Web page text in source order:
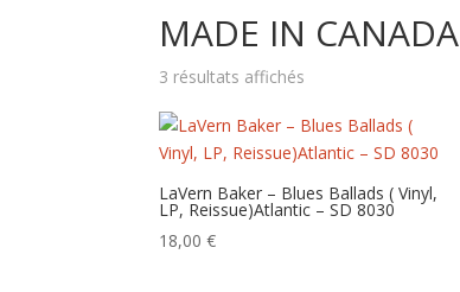
MADE IN CANADA
3 résultats affichés
plus
récent
au
plus
LaVern Baker – Blues Ballads ( Vinyl,
LP, Reissue)Atlantic – SD 8030
18,00€